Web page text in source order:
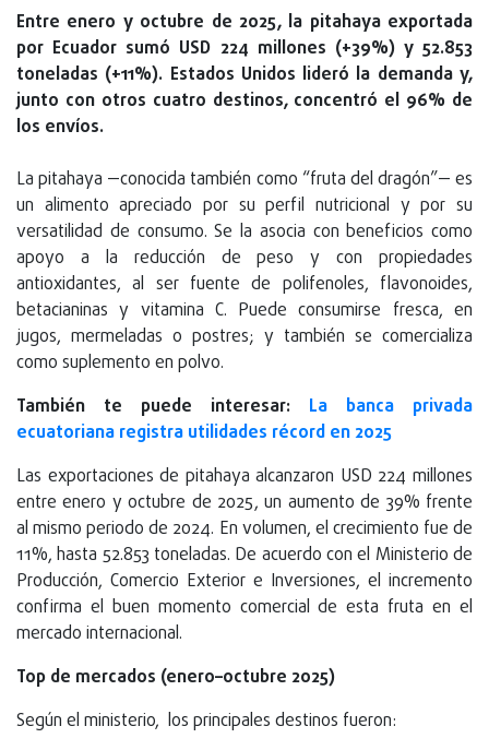
Entre enero y octubre de 2025, la pitahaya exportada
por Ecuador sumó USD 224 millones (+39%) y 52.853
toneladas (+11%). Estados Unidos lideró la demanda y,
junto con otros cuatro destinos, concentró el 96% de
los envíos.
La pitahaya —conocida también como “fruta del dragón”— es
un alimento apreciado por su perfil nutricional y por su
versatilidad de consumo. Se la asocia con beneficios como
apoyo a la reducción de peso y con propiedades
antioxidantes, al ser fuente de polifenoles, flavonoides,
betacianinas y vitamina C. Puede consumirse fresca, en
jugos, mermeladas o postres; y también se comercializa
como suplemento en polvo.
También te puede interesar: La banca privada
ecuatoriana registra utilidades récord en 2025
Las exportaciones de pitahaya alcanzaron USD 224 millones
entre enero y octubre de 2025, un aumento de 39% frente
al mismo periodo de 2024. En volumen, el crecimiento fue de
11%, hasta 52.853 toneladas. De acuerdo con el Ministerio de
Producción, Comercio Exterior e Inversiones, el incremento
confirma el buen momento comercial de esta fruta en el
mercado internacional.
Top de mercados (enero–octubre 2025)
Según el ministerio, los principales destinos fueron: